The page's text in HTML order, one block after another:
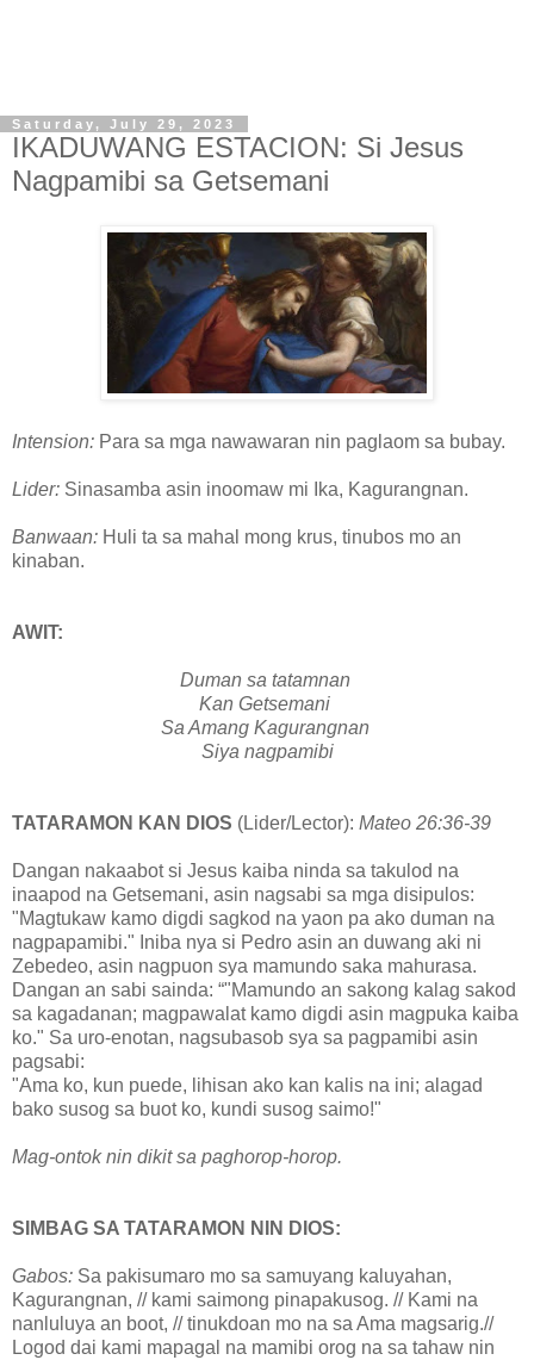
Saturday, July 29, 2023
IKADUWANG ESTACION: Si Jesus
Nagpamibi sa Getsemani
Intension: Para sa mga nawawaran nin paglaom sa bubay.
Lider: Sinasamba asin inoomaw mi Ika, Kagurangnan.
Banwaan: Huli ta sa mahal mong krus, tinubos mo an
kinaban.
AWIT:
Duman sa tatamnan
Kan Getsemani
Sa Amang Kagurangnan
Siya nagpamibi
TATARAMON KAN DIOS (Lider/Lector): Mateo 26:36-39
Dangan nakaabot si Jesus kaiba ninda sa takulod na
inaapod na Getsemani, asin nagsabi sa mga disipulos:
"Magtukaw kamo digdi sagkod na yaon pa ako duman na
nagpapamibi." Iniba nya si Pedro asin an duwang aki ni
Zebedeo, asin nagpuon sya mamundo saka mahurasa.
Dangan an sabi sainda: “"Mamundo an sakong kalag sakod
sa kagadanan; magpawalat kamo digdi asin magpuka kaiba
ko." Sa uro-enotan, nagsubasob sya sa pagpamibi asin
pagsabi:
"Ama ko, kun puede, lihisan ako kan kalis na ini; alagad
bako susog sa buot ko, kundi susog saimo!"
Mag-ontok nin dikit sa paghorop-horop.
SIMBAG SA TATARAMON NIN DIOS:
Gabos: Sa pakisumaro mo sa samuyang kaluyahan,
Kagurangnan, // kami saimong pinapakusog. // Kami na
nanluluya an boot, // tinukdoan mo na sa Ama magsarig.//
Logod dai kami mapagal na mamibi orog na sa tahaw nin